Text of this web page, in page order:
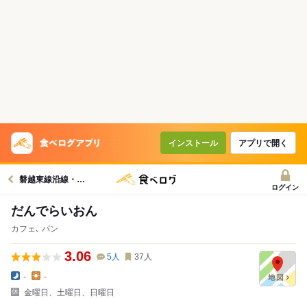
インストール アプリで開く
磐越東線沿線・三春グルメへ
ログイン
だんでらいおん
カフェ､ パン
3.06 5人 37 人
-
-
金曜日、土曜日、日曜日